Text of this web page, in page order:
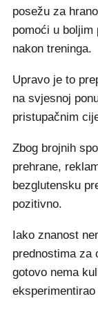
posežu za
pomoći u boljim
nakon treninga.
Upravo je to
na svjesnoj
pristupačnim
Zbog brojnih
prehrane,
bezglutensku
pozitivno.
Iako znanost
prednostima za
gotovo nema